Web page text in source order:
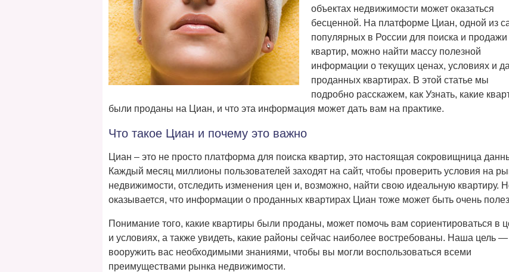
объектах недвижимости может оказаться
бесценной. На платформе Циан, одной из
популярных в России для поиска и продажи
квартир, можно найти массу полезной
информации о текущих ценах, условиях и
проданных квартирах. В этой статье мы
подробно расскажем, как Узнать, какие
были проданы на Циан, и что эта информация может дать вам на практике.
Что такое Циан и почему это важно
Циан – это не просто платформа для поиска квартир, это настоящая сокровищница
Каждый месяц миллионы пользователей заходят на сайт, чтобы проверить условия на
недвижимости, отследить изменения цен и, возможно, найти свою идеальную квартиру.
оказывается, что информации о проданных квартирах Циан тоже может быть очень
Понимание того, какие квартиры были проданы, может помочь вам сориентироваться в
и условиях, а также увидеть, какие районы сейчас наиболее востребованы. Наша цель —
вооружить вас необходимыми знаниями, чтобы вы могли воспользоваться всеми
преимуществами рынка недвижимости.